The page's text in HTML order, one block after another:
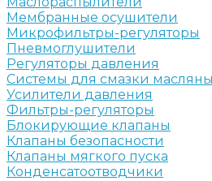
Мембранные осушители
Микрофильтры-регуляторы
Пневмоглушители
Регуляторы давления
Системы для смазки
Усилители давления
Фильтры-регуляторы
Блокирующие клапаны
Клапаны безопасности
Клапаны мягкого пуска
Конденсатоотводчики